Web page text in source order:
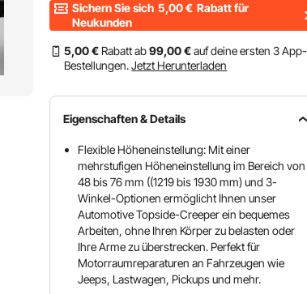
Sichern Sie sich 5,00 € Rabatt für
Neukunden
5,00 € Rabatt ab99,00 €auf deine ersten 3 App-
Bestellungen. Jetzt Herunterladen
Eigenschaften & Details
Flexible Höheneinstellung: Mit einer
mehrstufigen Höheneinstellung im Bereich von
48 bis 76 mm ((1219 bis 1930 mm) und 3-
Winkel-Optionen ermöglicht Ihnen unser
Automotive Topside-Creeper ein bequemes
Arbeiten, ohne Ihren Körper zu belasten oder
Ihre Arme zu überstrecken. Perfekt für
Motorraumreparaturen an Fahrzeugen wie
Jeeps, Lastwagen, Pickups und mehr.